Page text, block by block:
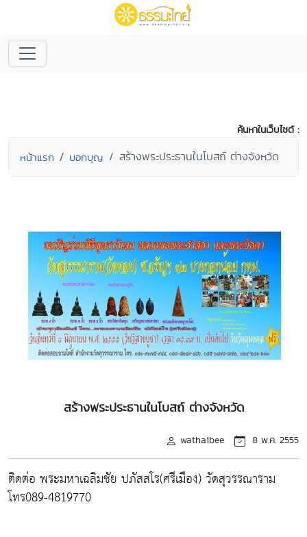
ค้นหาในเว็บไซต์ :
หน้าแรก บอกบุญ สร้างพระประธานในโบสถ์ ต่างจังหวัด
สร้างพระประธานในโบสถ์ ต่างจังหวัด
wathaibee 8 พ.ค. 2555
ติดต่อ พระมหาเฉลิมชัย ปภัสสโร(ศรีเมือง) วัดสุวรรณาราม
โทร089-4819770